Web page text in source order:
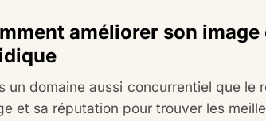
améliorer son
un domaine aussi concurrentiel que
et sa réputation pour trouver les